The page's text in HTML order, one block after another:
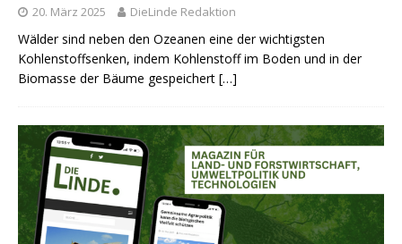
20. März 2025 DieLinde Redaktion
Wälder sind neben den Ozeanen eine der wichtigsten
Kohlenstoffsenken, indem Kohlenstoff im Boden und in der
Biomasse der Bäume gespeichert […]